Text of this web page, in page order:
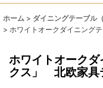
ホーム > ダイニングテーブル
> ホワイトオークダイニング
ホワイトオーク
クス」 北欧家具